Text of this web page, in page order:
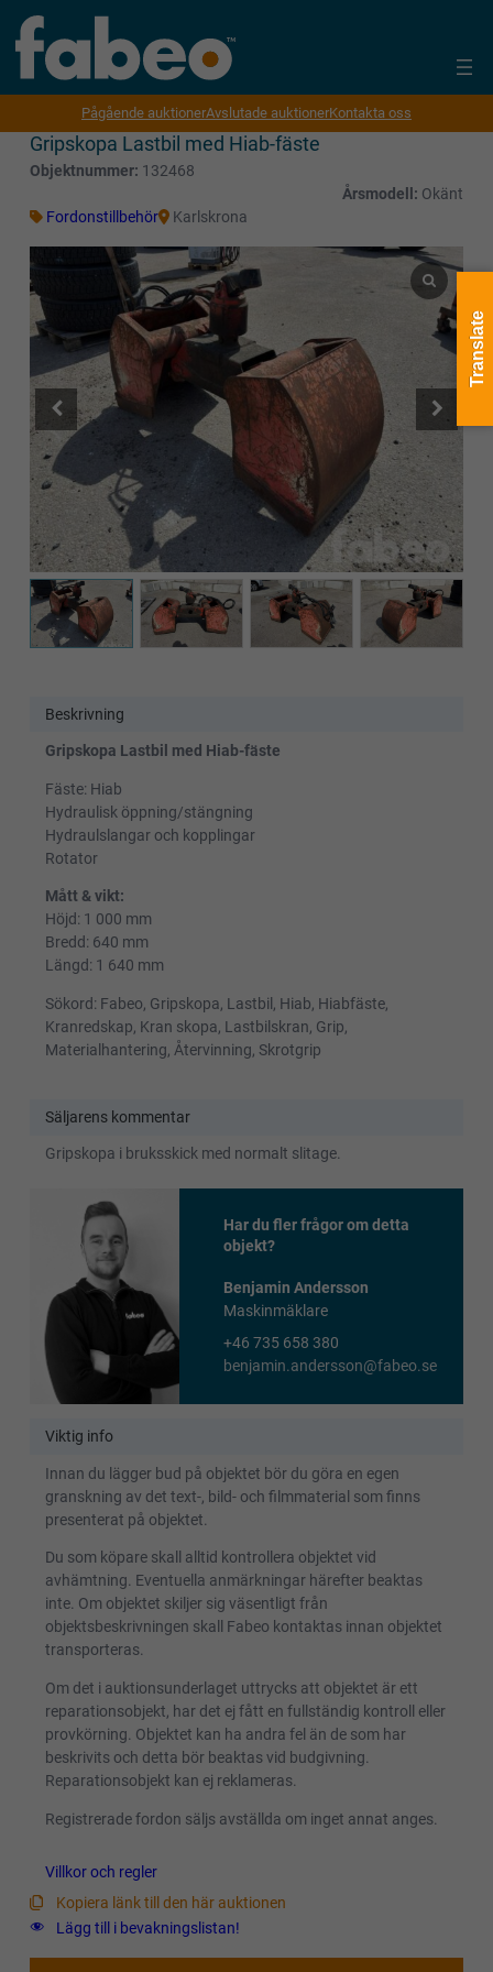
Pågående auktionerAvslutade auktionerKontakta oss
Gripskopa Lastbil med Hiab-fäste
Objektnummer: 132468
Årsmodell: Okänt
Fordonstillbehör
Karlskrona
Beskrivning
Gripskopa Lastbil med Hiab-fäste
Fäste: Hiab
Hydraulisk öppning/stängning
Hydraulslangar och kopplingar
Rotator
Mått & vikt:
Höjd: 1 000 mm
Bredd: 640 mm
Längd: 1 640 mm
Sökord: Fabeo, Gripskopa, Lastbil, Hiab, Hiabfäste,
Kranredskap, Kran skopa, Lastbilskran, Grip,
Materialhantering, Återvinning, Skrotgrip
Säljarens kommentar
Gripskopa i bruksskick med normalt slitage.
Har du fler frågor om detta
objekt?
Benjamin Andersson
Maskinmäklare
+46 735 658 380
benjamin.andersson@fabeo.se
Viktig info
Innan du lägger bud på objektet bör du göra en egen
granskning av det text-, bild- och filmmaterial som finns
presenterat på objektet.
Du som köpare skall alltid kontrollera objektet vid
avhämtning. Eventuella anmärkningar härefter beaktas
inte. Om objektet skiljer sig väsentligt från
objektsbeskrivningen skall Fabeo kontaktas innan objektet
transporteras.
Om det i auktionsunderlaget uttrycks att objektet är ett
reparationsobjekt, har det ej fått en fullständig kontroll eller
provkörning. Objektet kan ha andra fel än de som har
beskrivits och detta bör beaktas vid budgivning.
Reparationsobjekt kan ej reklameras.
Registrerade fordon säljs avställda om inget annat anges.
Villkor och regler
Kopiera länk till den här auktionen
Lägg till i bevakningslistan!
Translate